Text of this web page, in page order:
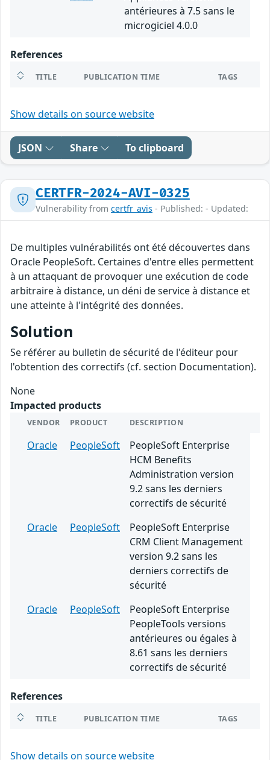
antérieures à 7.5 sans le
microgiciel 4.0.0
References
TITLE PUBLICATION TIME TAGS
Show details on source website
JSON Share To clipboard
CERTFR-2024-AVI-0325
Vulnerability from certfr_avis - Published: - Updated:
De multiples vulnérabilités ont été découvertes dans
Oracle PeopleSoft. Certaines d'entre elles permettent
à un attaquant de provoquer une exécution de code
arbitraire à distance, un déni de service à distance et
une atteinte à l'intégrité des données.
Solution
Se référer au bulletin de sécurité de l'éditeur pour
l'obtention des correctifs (cf. section Documentation).
None
Impacted products
VENDOR PRODUCT DESCRIPTION
Oracle PeopleSoft
PeopleSoft Enterprise
HCM Benefits
Administration version
9.2 sans les derniers
correctifs de sécurité
Oracle
PeopleSoft
PeopleSoft Enterprise
CRM Client Management
version 9.2 sans les
derniers correctifs de
sécurité
Oracle
PeopleSoft
PeopleSoft Enterprise
PeopleTools versions
antérieures ou égales à
8.61 sans les derniers
correctifs de sécurité
References
TITLE PUBLICATION TIME TAGS
Show details on source website